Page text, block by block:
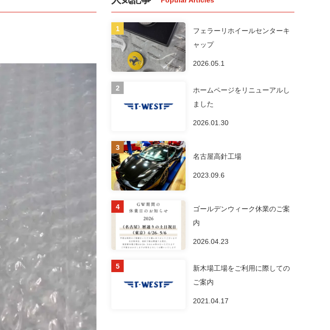
フェラーリホイールセンターキ
ャップ
2026.05.1
ホームページをリニューアルし
ました
2026.01.30
名古屋高針工場
2023.09.6
ゴールデンウィーク休業のご案
内
2026.04.23
新木場工場をご利用に際しての
ご案内
2021.04.17